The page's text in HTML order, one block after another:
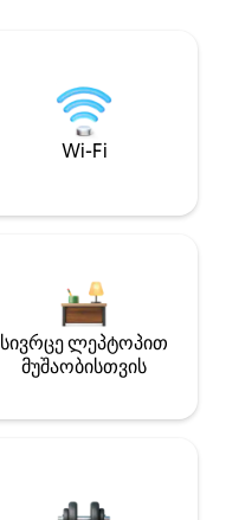
Wi-Fi
სივრცე ლეპტოპით
მუშაობისთვის